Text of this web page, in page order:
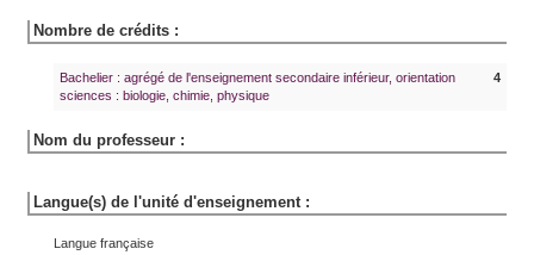
Nombre de crédits :
Bachelier : agrégé de l'enseignement secondaire inférieur, orientation
sciences : biologie, chimie, physique
4
Nom du professeur :
Langue(s) de l'unité d'enseignement :
Langue française